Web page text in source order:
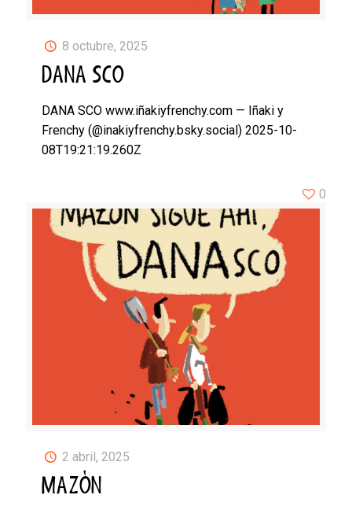
8 octubre, 2025
DANA SCO
DANA SCO www.iñakiyfrenchy.com — Iñaki y
Frenchy (@inakiyfrenchy.bsky.social) 2025-10-
08T19:21:19.260Z
2 abril, 2025
MAZÓN
0